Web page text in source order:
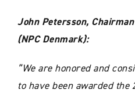
John Petersson,
(NPC Denmark):
”We are honored and
to have been awarded the